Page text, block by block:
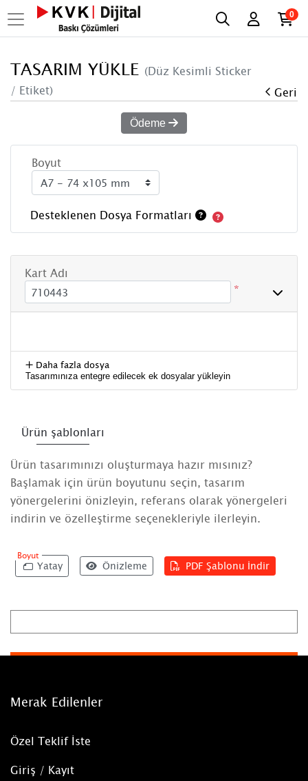
0
TASARIM YÜKLE (Düz Kesimli Sticker
/ Etiket)
Geri
Ürün şablonları
Ürün tasarımınızı oluşturmaya hazır mısınız?
Başlamak için ürün boyutunu seçin, tasarım
yönergelerini önizleyin, referans olarak yönergeleri
indirin ve özelleştirme seçenekleriyle ilerleyin.
Boyut
Yatay Önizleme PDF Şablonu İndir
Ödeme
Boyut
Desteklenen Dosya Formatları
Kart Adı
*
Daha fazla dosya
Tasarımınıza entegre edilecek ek dosyalar yükleyin
Merak Edilenler
Özel Teklif İste
Giriş / Kayıt